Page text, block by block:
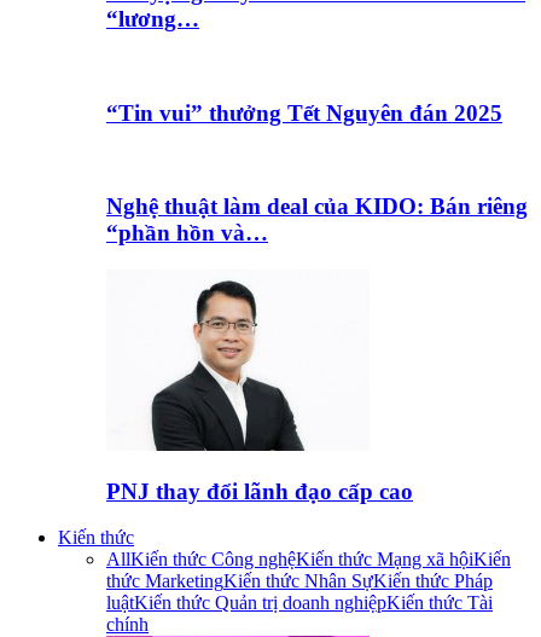
“lương…
“Tin vui” thưởng Tết Nguyên đán 2025
Nghệ thuật làm deal của KIDO: Bán riêng
“phần hồn và…
PNJ thay đổi lãnh đạo cấp cao
Kiến thức
AllKiến thức Công nghệKiến thức Mạng xã hộiKiến
thức MarketingKiến thức Nhân SựKiến thức Pháp
luậtKiến thức Quản trị doanh nghiệpKiến thức Tài
chính